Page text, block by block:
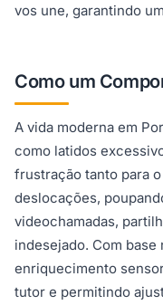
vos une, garantindo
Como um
A vida moderna em
como latidos
frustração tanto para
deslocações,
videochamadas,
indesejado. Com
enriquecimento
tutor e permitindo